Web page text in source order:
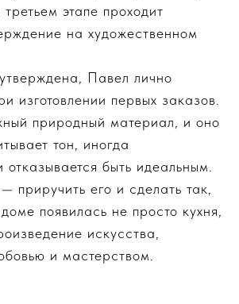
этапе проходит
на художественном
Павел лично
изготовлении первых заказов.
природный материал, и оно
тон, иногда
отказывается быть идеальным.
приручить его и сделать так,
появилась не просто кухня,
искусства,
и мастерством.